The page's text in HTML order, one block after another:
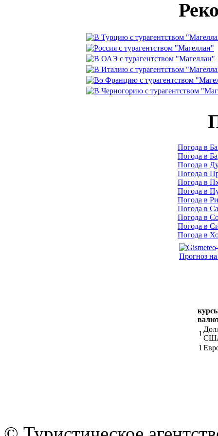
Погода в
Погода в
Погода в
Погода в
Погода в
Погода в
Погода в
Погода в
Погода в
Погода в
Погода в
Прогноз
1
1